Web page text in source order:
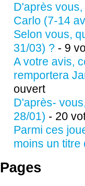
D'après
Carlo (7-14
Selon vous,
31/03) ? - 9
A votre avis,
remportera
ouvert
D'après-
28/01) - 20
Parmi ces
moins un titre
Pages